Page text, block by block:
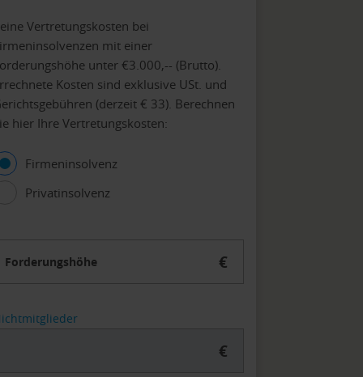
Vertretungskosten bei
mit einer
unter €3.000,-- (Brutto).
Kosten sind exklusive USt. und
(derzeit € 33). Berechnen
hier Ihre Vertretungskosten:
Firmeninsolvenz
Privatinsolvenz
Forderungshöhe €
€